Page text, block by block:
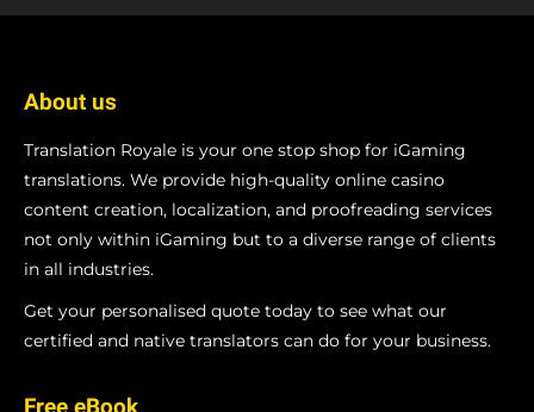
About us
Translation Royale is your one stop shop for iGaming
translations. We provide high-quality online casino
content creation, localization, and proofreading services
not only within iGaming but to a diverse range of clients
in all industries.
Get your personalised quote today to see what our
certified and native translators can do for your business.
Free eBook